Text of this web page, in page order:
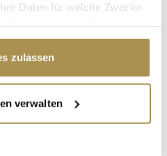
Daten für welche Zwecke
Klicken auf das Privacy
widerrufen
geografische Lage
einige Meter genau sein
zulassen
verwalten